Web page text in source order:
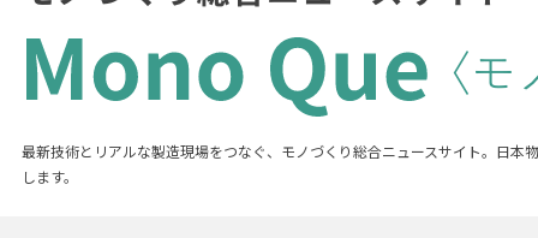
最新技術とリアルな製造現場をつなぐ、モノづくり総合ニュースサイト。日本
します。